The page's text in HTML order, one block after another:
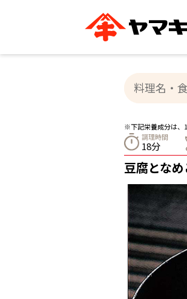
ヤマキ
ストレート
つゆ
カテゴリー別
かつお節 削りぶし
ヤマキかつお
※下記栄養成分は、1
調理時間
18分
豆腐とな